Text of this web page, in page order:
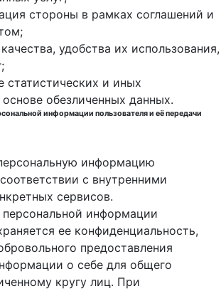
стороны в рамках соглашений и
удобства их использования,
статистических и иных
обезличенных данных.
информации пользователя и её передачи
информацию
с внутренними
сервисов.
информации
ее конфиденциальность,
предоставления
о себе для общего
кругу лиц. При